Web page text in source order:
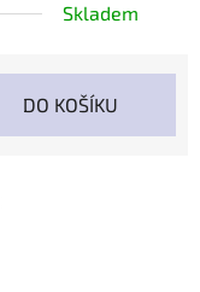
Skladem
DO KOŠÍKU